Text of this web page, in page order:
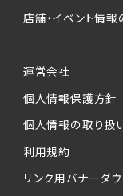
店舗・イベント情
運営会社
個人情報保護方針
個人情報の取り扱
利用規約
リンク用バナーダ